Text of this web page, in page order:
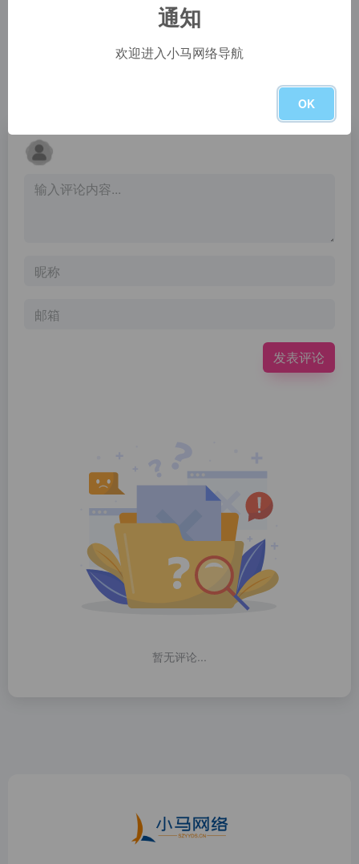
电影榜，电视榜，影人榜，电影片单，电视剧片单，片单
发表评论
暂无评论...
通知
欢迎进入小马网络导航
OK